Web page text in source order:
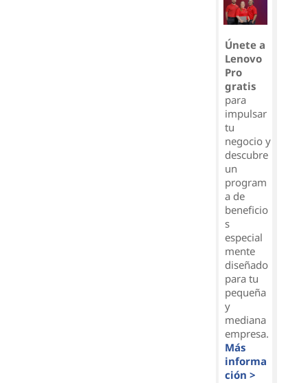
Únete a
Lenovo
Pro
gratis
para
impulsar
tu
negocio y
descubre
un
program
a de
beneficio
s
especial
mente
diseñado
para tu
pequeña
y
mediana
empresa.
Más
informa
ción >